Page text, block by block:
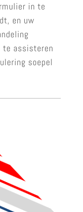
in te
en uw
te assisteren
soepel